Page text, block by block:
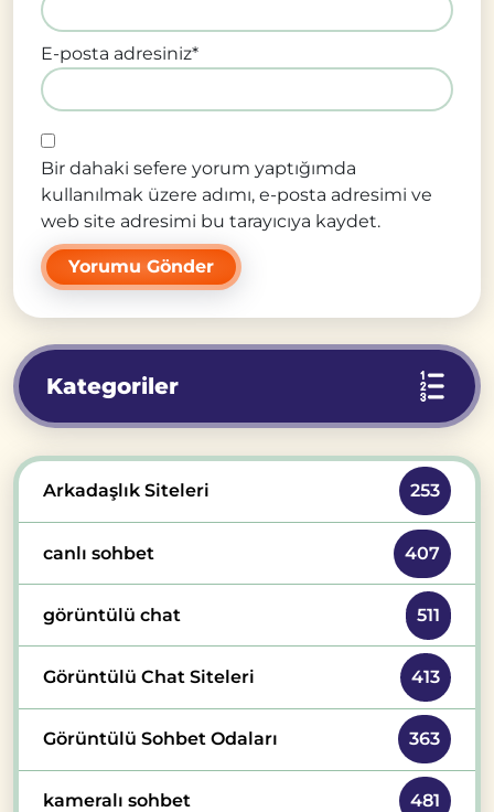
E-posta adresiniz*
Bir dahaki sefere yorum yaptığımda
kullanılmak üzere adımı, e-posta adresimi ve
web site adresimi bu tarayıcıya kaydet.
Kategoriler
Arkadaşlık Siteleri 253
canlı sohbet 407
görüntülü chat 511
Görüntülü Chat Siteleri 413
Görüntülü Sohbet Odaları 363
kameralı sohbet 481